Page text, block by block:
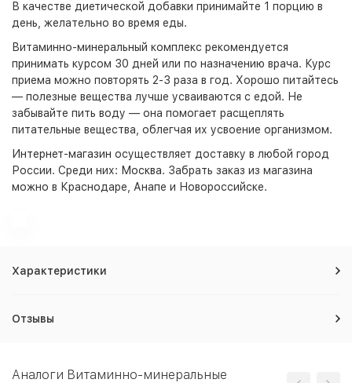
В качестве диетической добавки принимайте 1 порцию в
день, желательно во время еды.
Витаминно-минеральный комплекс рекомендуется
принимать курсом 30 дней или по назначению врача. Курс
приема можно повторять 2-3 раза в год. Хорошо питайтесь
— полезные вещества лучше усваиваются с едой. Не
забывайте пить воду — она помогает расщеплять
питательные вещества, облегчая их усвоение организмом.
Интернет-магазин осуществляет доставку в любой город
России. Среди них: Москва. Забрать заказ из магазина
можно в Краснодаре, Анапе и Новороссийске.
Характеристики
Отзывы
Аналоги Витаминно-минеральные